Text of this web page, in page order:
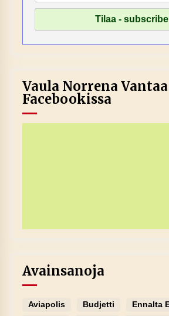
Vaula Norrena Vantaa
Facebookissa
Avainsanoja
Aviapolis Budjetti
Ennalta